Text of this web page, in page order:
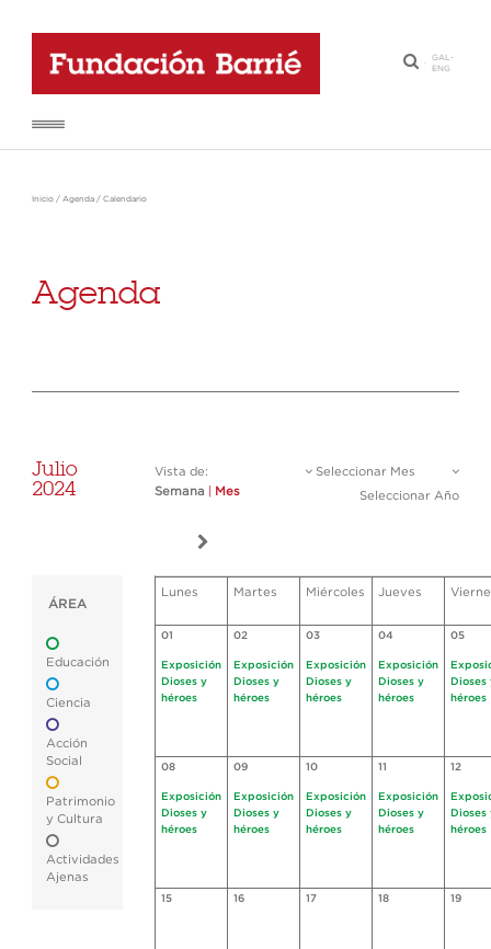
·
GAL-
ENG
Inicio / Agenda / Calendario
Agenda
Julio
2024
Vista de:
Semana
Mes
Seleccionar Mes
Seleccionar Año
ÁREA
Educación
Ciencia
Acción
Social
Patrimonio
y Cultura
Actividades
Ajenas
Lunes Martes Miércoles Jueves
01
Exposición
Dioses y
héroes
02
Exposición
Dioses y
héroes
03
Exposición
Dioses y
héroes
04
Exposición
Dioses y
héroes
05
Dioses
héroes
08
Exposición
Dioses y
héroes
09
Exposición
Dioses y
héroes
10
Exposición
Dioses y
héroes
11
Exposición
Dioses y
héroes
12
Dioses
héroes
15 16 17 18 19